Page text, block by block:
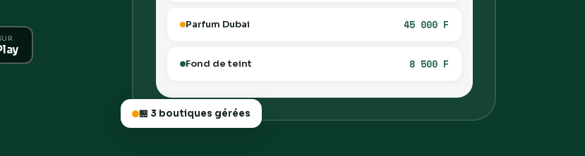
Parfum Dubai 45 000 F
Fond de teint 8 500 F
🏪 3 boutiques gérées